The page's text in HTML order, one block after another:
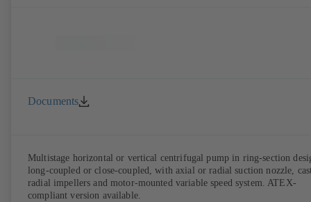
Documents
Multistage horizontal or vertical centrifugal pump in ring-section
long-coupled or close-coupled, with axial or radial suction nozzle,
radial impellers and motor-mounted variable speed system. ATEX-
compliant version available.